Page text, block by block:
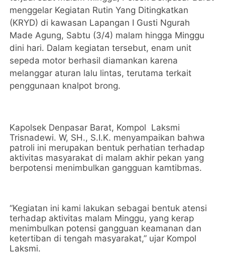
menggelar Kegiatan Rutin Yang Ditingkatkan
(KRYD) di kawasan Lapangan I Gusti Ngurah
Made Agung, Sabtu (3/4) malam hingga Minggu
dini hari. Dalam kegiatan tersebut, enam unit
sepeda motor berhasil diamankan karena
melanggar aturan lalu lintas, terutama terkait
penggunaan knalpot brong.
Kapolsek Denpasar Barat, Kompol Laksmi
Trisnadewi. W, SH., S.I.K. menyampaikan bahwa
patroli ini merupakan bentuk perhatian terhadap
aktivitas masyarakat di malam akhir pekan yang
berpotensi menimbulkan gangguan kamtibmas.
“Kegiatan ini kami lakukan sebagai bentuk atensi
terhadap aktivitas malam Minggu, yang kerap
menimbulkan potensi gangguan keamanan dan
ketertiban di tengah masyarakat,” ujar Kompol
Laksmi.